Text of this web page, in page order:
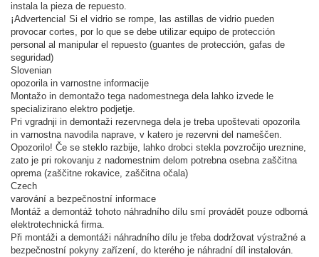
instala la pieza de repuesto.
¡Advertencia! Si el vidrio se rompe, las astillas de vidrio pueden
provocar cortes, por lo que se debe utilizar equipo de protección
personal al manipular el repuesto (guantes de protección, gafas de
seguridad)
Slovenian
opozorila in varnostne informacije
Montažo in demontažo tega nadomestnega dela lahko izvede le
specializirano elektro podjetje.
Pri vgradnji in demontaži rezervnega dela je treba upoštevati opozorila
in varnostna navodila naprave, v katero je rezervni del nameščen.
Opozorilo! Če se steklo razbije, lahko drobci stekla povzročijo ureznine,
zato je pri rokovanju z nadomestnim delom potrebna osebna zaščitna
oprema (zaščitne rokavice, zaščitna očala)
Czech
varování a bezpečnostní informace
Montáž a demontáž tohoto náhradního dílu smí provádět pouze odborná
elektrotechnická firma.
Při montáži a demontáži náhradního dílu je třeba dodržovat výstražné a
bezpečnostní pokyny zařízení, do kterého je náhradní díl instalován.